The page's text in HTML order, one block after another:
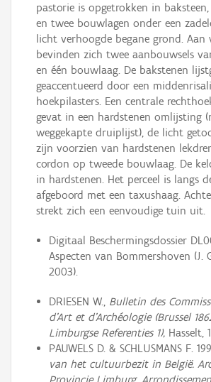
pastorie is opgetrokken in
en twee bouwlagen onder een
licht verhoogde begane grond. Aan
bevinden zich twee aanbouwsels
en één bouwlaag. De bakstenen
geaccentueerd door een
hoekpilasters. Een centrale
gevat in een hardstenen omlijsting
weggekapte druiplijst), de licht
zijn voorzien van hardstenen
cordon op tweede bouwlaag. De
in hardstenen. Het perceel is langs
afgeboord met een taxushaag.
strekt zich een eenvoudige tuin uit.
Digitaal Beschermingsdossier
Aspecten van Bommershoven (J.
2003).
DRIESEN W., Bulletin des
d'Art et d'Archéologie (Brussel
Limburgse Referenties 1),Hasselt,
PAUWELS D. & SCHLUSMANS F.
van het cultuurbezit in België.